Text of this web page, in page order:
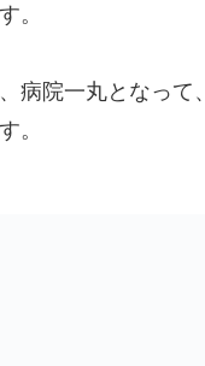
。
病院一丸となって、
。